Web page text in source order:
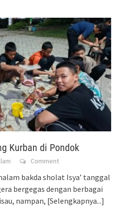
Kurban di Pondok
Comment
bakda sholat Isya’ tanggal
bergegas dengan berbagai
nampan, [Selengkapnya...]